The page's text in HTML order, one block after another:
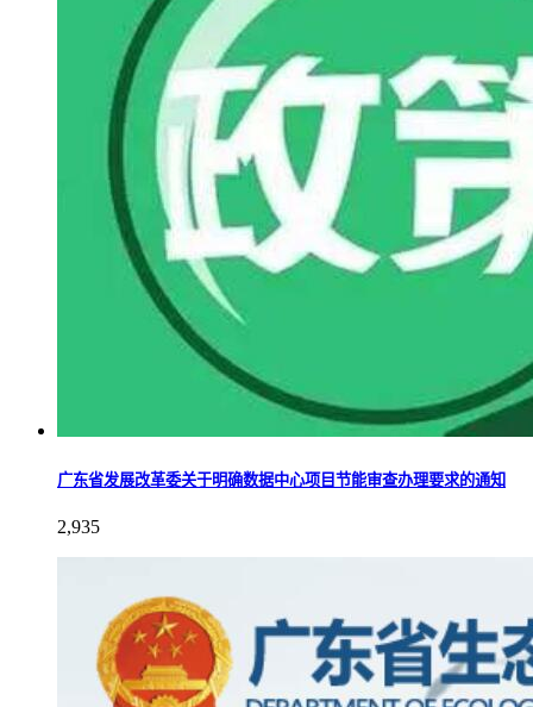
广东省发展改革委关于明确数据中心项目节能审查办理要求的通知
2,935